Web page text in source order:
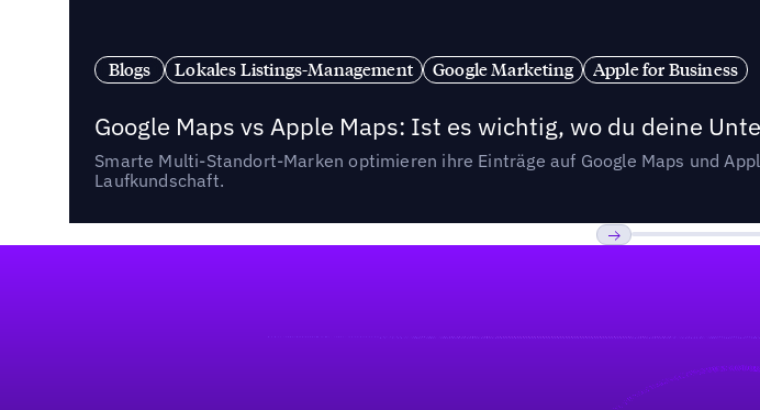
Blogs Lokales Listings-Management Google Marketing Apple for Business
Google Maps vs Apple Maps: Ist es wichtig, wo du deine
Smarte Multi-Standort-Marken optimieren ihre Einträge auf Google Maps und
Laufkundschaft.